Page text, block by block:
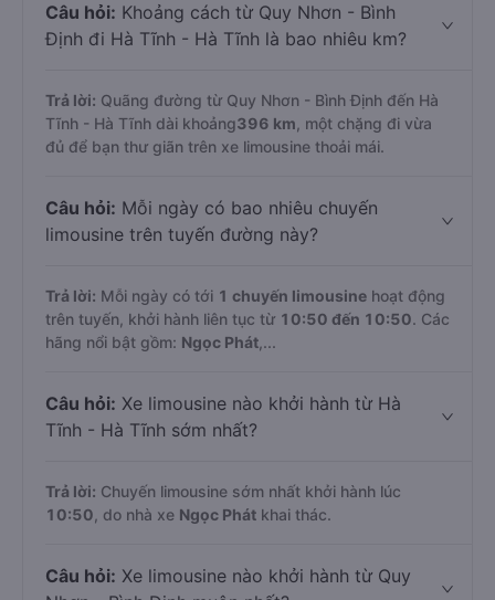
Câu hỏi: Khoảng cách từ Quy Nhơn - Bình
Định đi Hà Tĩnh - Hà Tĩnh là bao nhiêu km?
Trả lời: Quãng đường từ Quy Nhơn - Bình Định đến Hà
Tĩnh - Hà Tĩnh dài khoảng396 km , một chặng đi vừa
đủ để bạn thư giãn trên xe limousine thoải mái.
Câu hỏi: Mỗi ngày có bao nhiêu chuyến
limousine trên tuyến đường này?
Trả lời: Mỗi ngày có tới 1 chuyến limousine hoạt động
trên tuyến, khởi hành liên tục từ 10:50 đến 10:50. Các
hãng nổi bật gồm: Ngọc Phát ,...
Câu hỏi: Xe limousine nào khởi hành từ Hà
Tĩnh - Hà Tĩnh sớm nhất?
Trả lời: Chuyến limousine sớm nhất khởi hành lúc
10:50 , do nhà xe Ngọc Phát khai thác.
Câu hỏi: Xe limousine nào khởi hành từ Quy